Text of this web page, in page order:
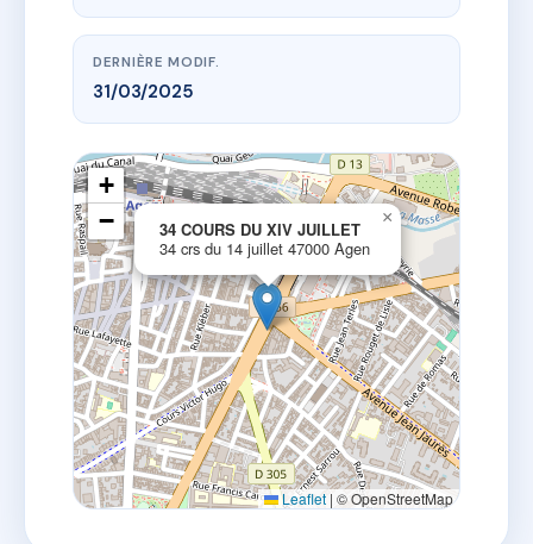
DERNIÈRE MODIF.
31/03/2025
34 COURS DU XIV JUILLET
34 crs du 14 juillet 47000 Agen
×
+
−
Leaflet | © OpenStreetMap